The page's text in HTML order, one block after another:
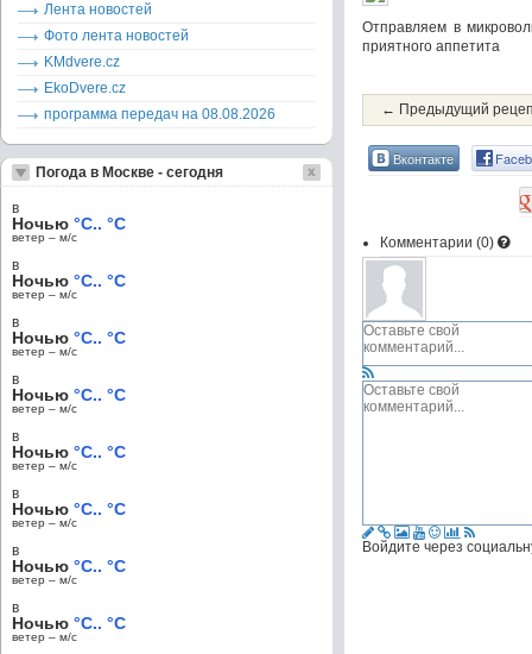
Отправляем в
приятного аппетита
← Предыдущий
Вконтакте
Комментарии (0)
Войдите через
Лента новостей
Фото лента новостей
KMdvere.cz
EkoDvere.cz
программа передач на 08.08.2026
Погода в Москве - сегодня
в
Ночью °C.. °C
ветер – м/c
в
Ночью °C.. °C
ветер – м/c
в
Ночью °C.. °C
ветер – м/c
в
Ночью °C.. °C
ветер – м/c
в
Ночью °C.. °C
ветер – м/c
в
Ночью °C.. °C
ветер – м/c
в
Ночью °C.. °C
ветер – м/c
в
Ночью °C.. °C
ветер – м/c